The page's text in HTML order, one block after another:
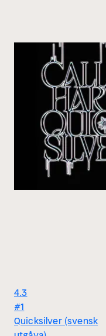
4.3
#1
Quicksilver (svensk